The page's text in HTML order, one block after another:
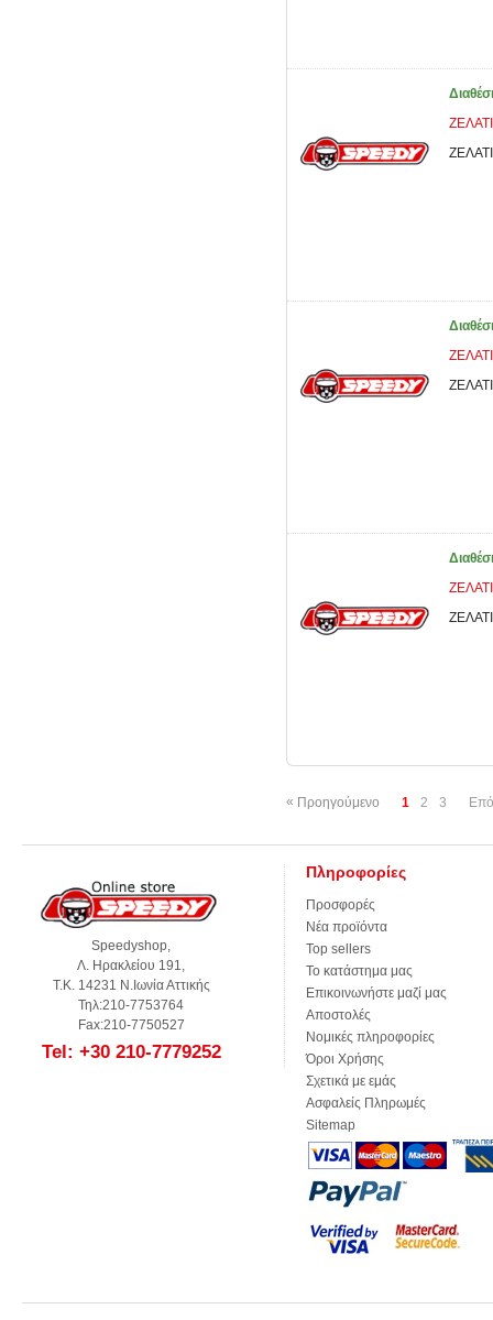
« Προηγούμενο 1 2 3
Speedyshop,
Λ. Ηρακλείου 191,
Τ.Κ. 14231 Ν.Ιωνία Αττικής
Τηλ:210-7753764
Fax:210-7750527
Tel: +30 210-7779252
Πληροφορίες
Προσφορές
Νέα προϊόντα
Top sellers
Το κατάστημα μας
Επικοινωνήστε μαζί μας
Αποστολές
Νομικές πληροφορίες
Όροι Χρήσης
Σχετικά με εμάς
Ασφαλείς Πληρωμές
Sitemap